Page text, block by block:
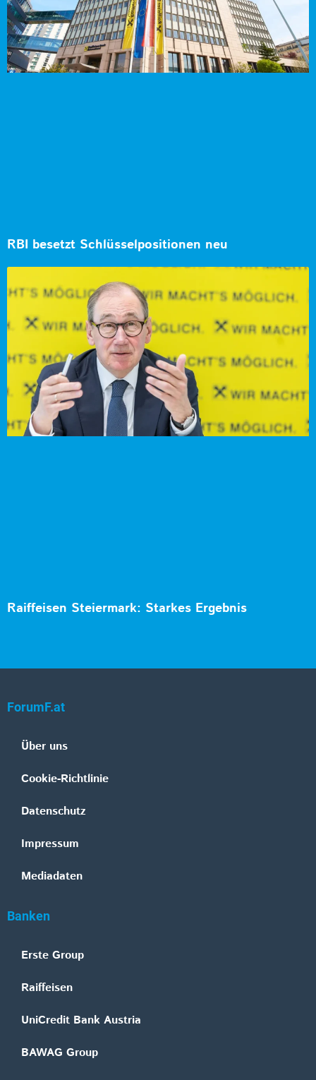
RBI besetzt Schlüsselpositionen neu
Raiffeisen Steiermark: Starkes Ergebnis
ForumF.at
Über uns
Cookie-Richtlinie
Datenschutz
Impressum
Mediadaten
Banken
Erste Group
Raiffeisen
UniCredit Bank Austria
BAWAG Group